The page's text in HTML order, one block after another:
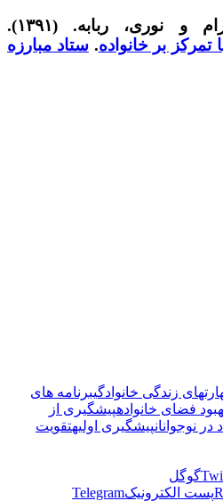
و نوری، ربابه. (۱۳۹۱).
تمرکز بر خانواده.ستاد مبارزه
زندگی خانوادگیبرنامه های
فضای خانوادهپیشگیری از
نوجوانانپیشگیری اولیهتقویت
گوگل
پست الکترونیکTelegram